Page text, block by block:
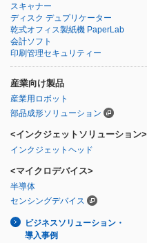
スキャナー
ディスク デュプリケーター
乾式オフィス製紙機 PaperLab
会計ソフト
印刷管理セキュリティー
産業向け製品
産業用ロボット
部品成形ソリューション
<インクジェットソリューション>
インクジェットヘッド
<マイクロデバイス>
半導体
センシングデバイス
ビジネスソリューション・
導入事例